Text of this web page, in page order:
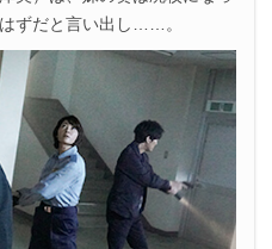
ずだと言い出し……。